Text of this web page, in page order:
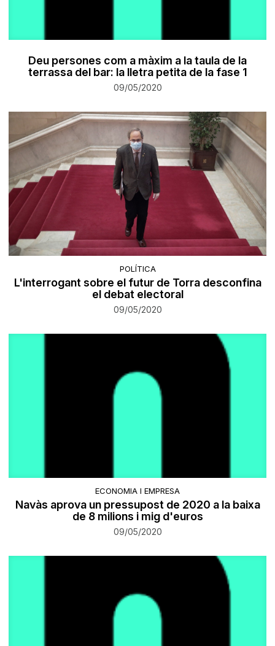
Deu persones com a màxim a la taula de la
terrassa del bar: la lletra petita de la fase 1
09/05/2020
POLÍTICA
L'interrogant sobre el futur de Torra desconfina
el debat electoral
09/05/2020
ECONOMIA I EMPRESA
Navàs aprova un pressupost de 2020 a la baixa
de 8 milions i mig d'euros
09/05/2020